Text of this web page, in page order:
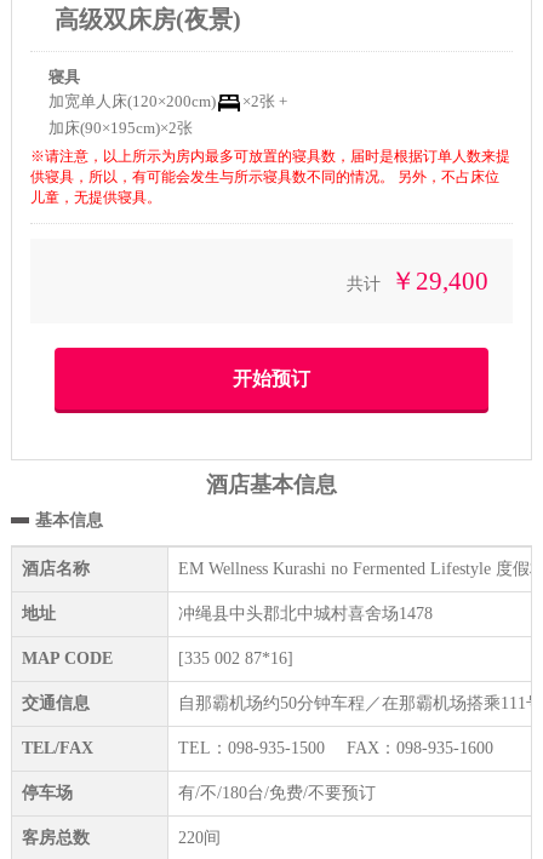
高级双床房(夜景)
寝具
加宽单人床(120×200cm)
×2张 +
加床(90×195cm)×2张
※请注意，以上所示为房内最多可放置的寝具数，届时是根据订单人数来提
供寝具，所以，有可能会发生与所示寝具数不同的情况。 另外，不占床位
儿童，无提供寝具。
共计 ￥29,400
酒店基本信息
基本信息
酒店名称 EM Wellness Kurashi no Fermented Lifestyle 度假
地址 冲绳县中头郡北中城村喜舍场1478
MAP CODE [335 002 87*16]
交通信息 自那霸机场约50分钟车程／在那霸机场搭乘111
TEL/FAX TEL：098-935-1500 FAX：098-935-1600
停车场 有/不/180台/免费/不要预订
客房总数 220间